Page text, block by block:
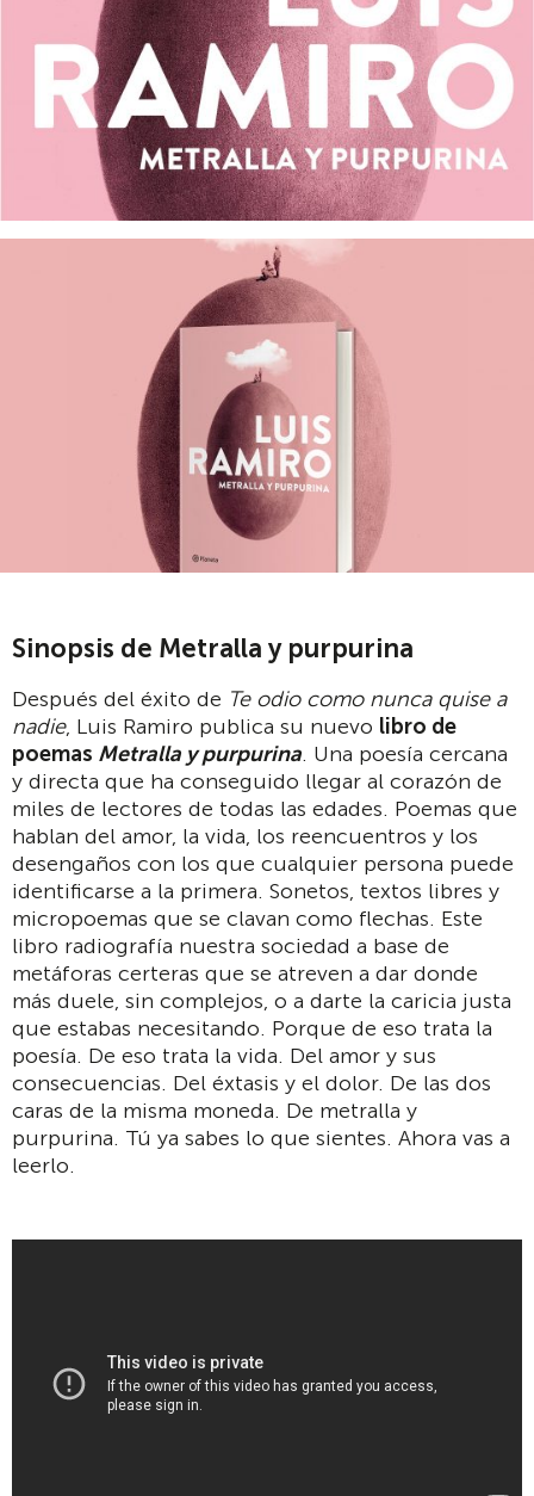
Sinopsis de Metralla y purpurina
Después del éxito de Te odio como nunca quise a
nadie, Luis Ramiro publica su nuevo libro de
poemas Metralla y purpurina. Una poesía cercana
y directa que ha conseguido llegar al corazón de
miles de lectores de todas las edades. Poemas que
hablan del amor, la vida, los reencuentros y los
desengaños con los que cualquier persona puede
identificarse a la primera. Sonetos, textos libres y
micropoemas que se clavan como flechas. Este
libro radiografía nuestra sociedad a base de
metáforas certeras que se atreven a dar donde
más duele, sin complejos, o a darte la caricia justa
que estabas necesitando. Porque de eso trata la
poesía. De eso trata la vida. Del amor y sus
consecuencias. Del éxtasis y el dolor. De las dos
caras de la misma moneda. De metralla y
purpurina. Tú ya sabes lo que sientes. Ahora vas a
leerlo.